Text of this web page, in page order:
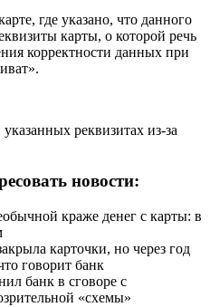
где указано, что данного
карты, о которой речь
корректности данных при
реквизитах из-за
новости:
краже денег с карты: в
карточки, но через год
говорит банк
банк в сговоре с
«схемы»